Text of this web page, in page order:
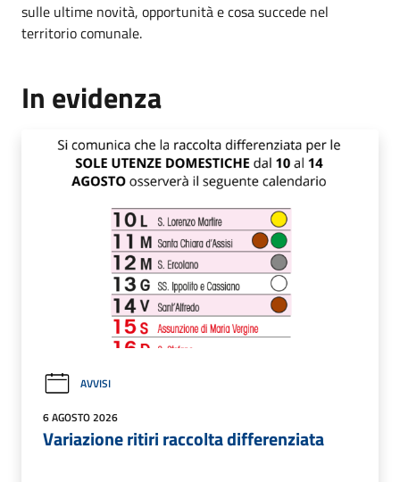
sulle ultime novità, opportunità e cosa succede nel
territorio comunale.
In evidenza
AVVISI
6 AGOSTO 2026
Variazione ritiri raccolta differenziata